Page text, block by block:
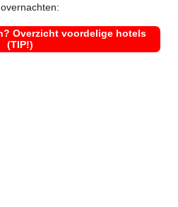
Overzicht voordelige hotels
(TIP!)